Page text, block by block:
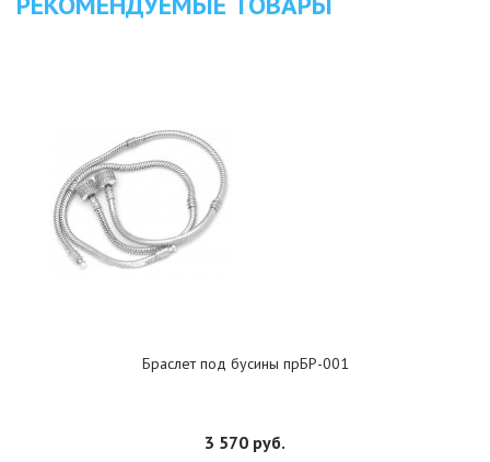
Браслет под бусины прБР-001
3 570 руб.